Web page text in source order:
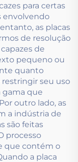
para certas
envolvendo
as placas
de resolução
de
pequeno ou
quanto
seu uso
gama que
outro lado, as
a indústria de
são feitas
processo
que contém o
a placa